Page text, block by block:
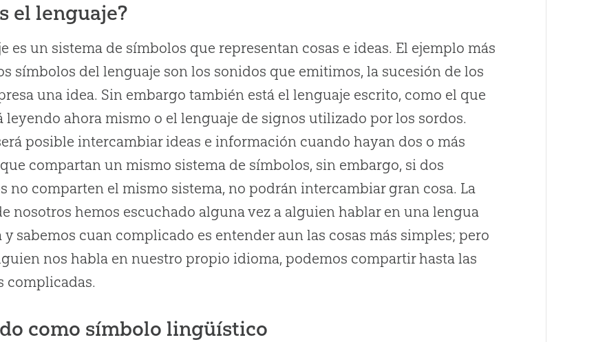
el lenguaje?
es un sistema de símbolos que representan cosas e ideas. El ejemplo más
símbolos del lenguaje son los sonidos que emitimos, la sucesión de los
una idea. Sin embargo también está el lenguaje escrito, como el que
leyendo ahora mismo o el lenguaje de signos utilizado por los sordos.
posible intercambiar ideas e información cuando hayan dos o más
compartan un mismo sistema de símbolos, sin embargo, si dos
no comparten el mismo sistema, no podrán intercambiar gran cosa. La
nosotros hemos escuchado alguna vez a alguien hablar en una lengua
y sabemos cuan complicado es entender aun las cosas más simples; pero
nos habla en nuestro propio idioma, podemos compartir hasta las
complicadas.
como símbolo lingüístico